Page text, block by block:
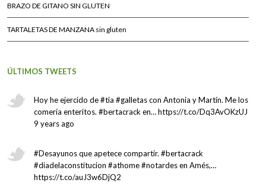
BRAZO DE GITANO SIN GLUTEN
TARTALETAS DE MANZANA sin gluten
ÚLTIMOS TWEETS
Hoy he ejercido de #tia #galletas con Antonia y Martín. Me los
comería enteritos. #bertacrack en… https://t.co/Dq3AvOKzUJ
9 years ago
#Desayunos que apetece compartir. #bertacrack
#diadelaconstitucion #athome #notardes en Amés,…
https://t.co/auJ3w6DjQ2